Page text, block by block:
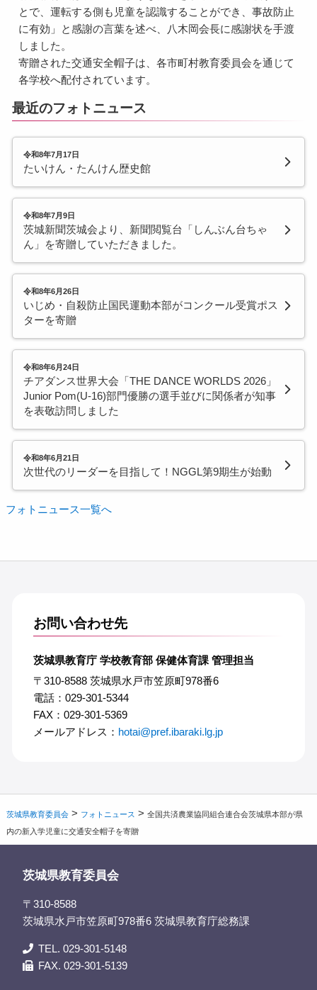
とで、運転する側も児童を認識することができ、事故防止
に有効」と感謝の言葉を述べ、八木岡会長に感謝状を手渡
しました。
寄贈された交通安全帽子は、各市町村教育委員会を通じて
各学校へ配付されています。
最近のフォトニュース
令和8年7月17日
たいけん・たんけん歴史館
令和8年7月9日
茨城新聞茨城会より、新聞閲覧台「しんぶん台ちゃ
ん」を寄贈していただきました。
令和8年6月26日
いじめ・自殺防止国民運動本部がコンクール受賞ポス
ターを寄贈
令和8年6月24日
チアダンス世界大会「THE DANCE WORLDS 2026」
Junior Pom(U-16)部門優勝の選手並びに関係者が知事
を表敬訪問しました
令和8年6月21日
次世代のリーダーを目指して！NGGL第9期生が始動
フォトニュース一覧へ
お問い合わせ先
茨城県教育庁 学校教育部 保健体育課 管理担当
〒310-8588 茨城県水戸市笠原町978番6
電話：029-301-5344
FAX：029-301-5369
メールアドレス： hotai@pref.ibaraki.lg.jp
茨城県教育委員会 > フォトニュース >全国共済農業協同組合連合会茨城県本部が県
内の新入学児童に交通安全帽子を寄贈
茨城県教育委員会
〒310-8588
茨城県水戸市笠原町978番6 茨城県教育庁総務課
TEL. 029-301-5148
FAX. 029-301-5139